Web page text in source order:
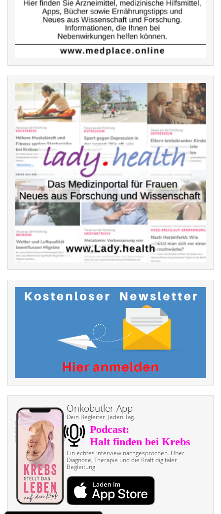
Onkobutler-App
Dein Begleiter. Jeden Tag.
Ein echtes Interview nach­gesprochen. Über
Diagnose, Therapie und die Kraft digitaler
Begleitung